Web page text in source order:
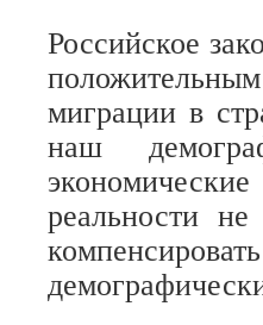
Российское
миграции в
наш
реальности